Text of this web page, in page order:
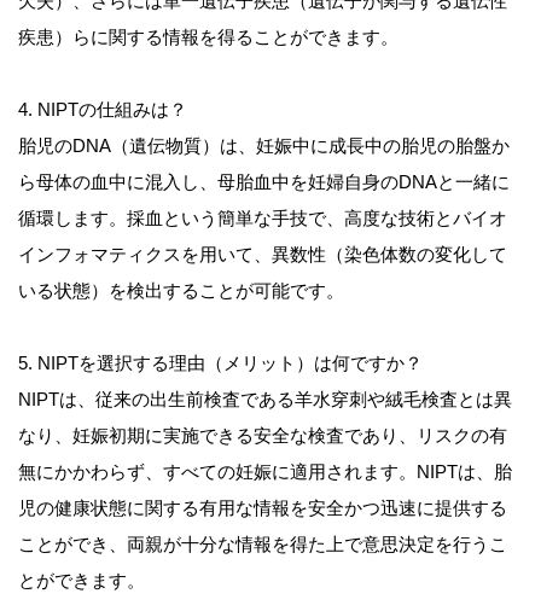
疾患）らに関する情報を得ることができます。
4. NIPTの仕組みは？
胎児のDNA（遺伝物質）は、妊娠中に成長中の胎児の胎盤か
ら母体の血中に混入し、母胎血中を妊婦自身のDNAと一緒に
循環します。採血という簡単な手技で、高度な技術とバイオ
インフォマティクスを用いて、異数性（染色体数の変化して
いる状態）を検出することが可能です。
5. NIPTを選択する理由（メリット）は何ですか？
NIPTは、従来の出生前検査である羊水穿刺や絨毛検査とは異
なり、妊娠初期に実施できる安全な検査であり、リスクの有
無にかかわらず、すべての妊娠に適用されます。NIPTは、胎
児の健康状態に関する有用な情報を安全かつ迅速に提供する
ことができ、両親が十分な情報を得た上で意思決定を行うこ
とができます。